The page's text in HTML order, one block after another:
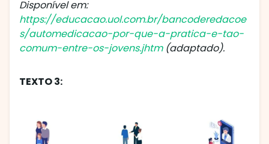
Disponível em:
https://educacao.uol.com.br/bancoderedacoe
s/automedicacao-por-que-a-pratica-e-tao-
comum-entre-os-jovens.jhtm(adaptado).
TEXTO 3: